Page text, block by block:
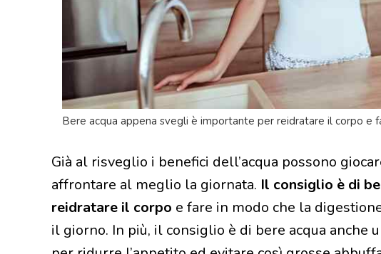
Bere acqua appena svegli è importante per reidratare il corpo e
Già al risveglio i benefici dell’acqua possono
affrontare al meglio la giornata. Il consiglio è di
reidratare il corpo e fare in modo che la
il giorno. In più, il consiglio è di bere acqua anche